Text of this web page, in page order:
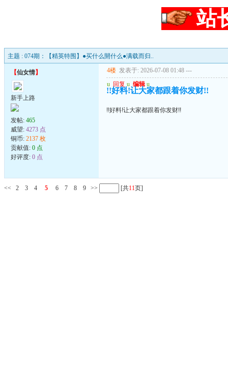
站
主题 : 074期：【精英特围】●买什么開什么●满载而归..
【仙女情】
新手上路
发帖: 465
威望: 4273 点
铜币: 2137 枚
贡献值: 0 点
好评度: 0 点
4楼 发表于: 2026-07-08 01:48 ---
u 回复 u 编辑 u
!!好料!让大家都跟着你发财!!
!!好料!让大家都跟着你发财!!
<< 2 3 4 5 6 7 8 9 >> [共11页]